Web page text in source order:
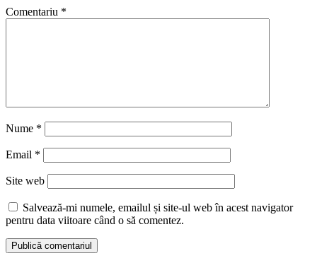
Comentariu *
Nume *
Email *
Site web
Salvează-mi numele, emailul și site-ul web în acest navigator
pentru data viitoare când o să comentez.